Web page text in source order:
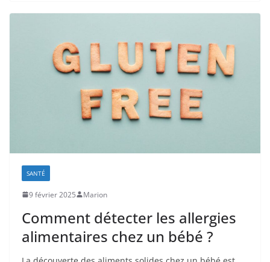
SANTÉ
9 février 2025 Marion
Comment détecter les allergies
alimentaires chez un bébé ?